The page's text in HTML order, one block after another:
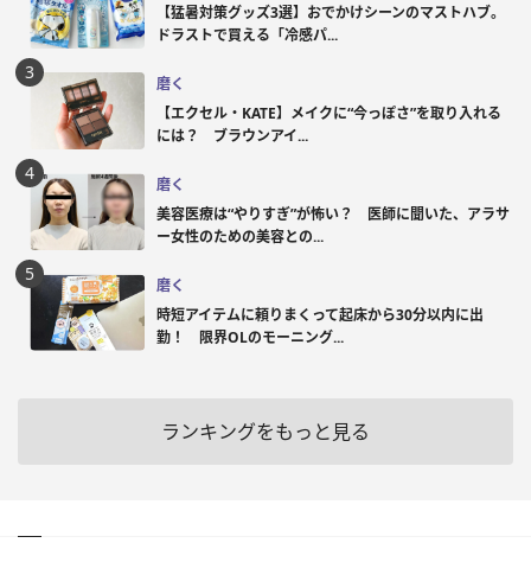
【猛暑対策グッズ3選】おでかけシーンのマストハブ。
ドラストで買える「冷感パ...
磨く
【エクセル・KATE】メイクに“今っぽさ”を取り入れる
には？ ブラウンアイ...
磨く
美容医療は“やりすぎ”が怖い？ 医師に聞いた、アラサ
ー女性のための美容との...
磨く
時短アイテムに頼りまくって起床から30分以内に出
勤！ 限界OLのモーニング...
ランキングをもっと見る